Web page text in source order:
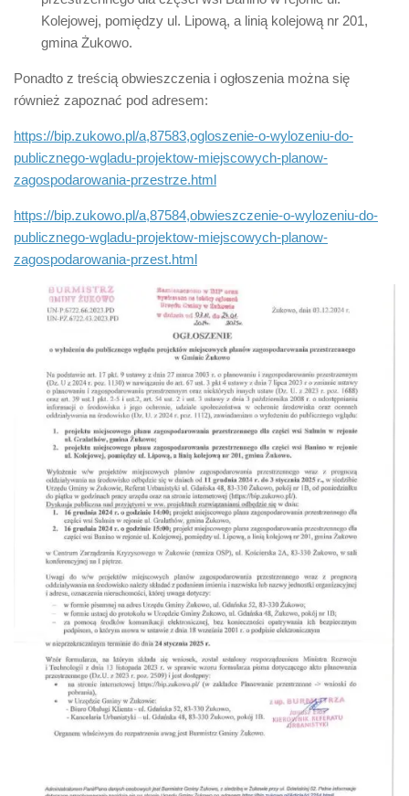
Kolejowej, pomiędzy ul. Lipową, a linią kolejową nr 201,
gmina Żukowo.
Ponadto z treścią obwieszczenia i ogłoszenia można się
również zapoznać pod adresem:
https://bip.zukowo.pl/a,87583,ogloszenie-o-wylozeniu-do-
publicznego-wgladu-projektow-miejscowych-planow-
zagospodarowania-przestrze.html
https://bip.zukowo.pl/a,87584,obwieszczenie-o-wylozeniu-do-
publicznego-wgladu-projektow-miejscowych-planow-
zagospodarowania-przest.html